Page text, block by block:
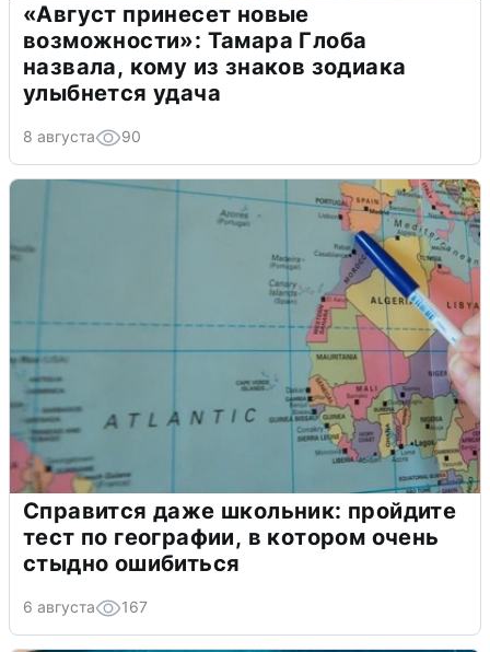
«Август принесет новые
возможности»: Тамара Глоба
назвала, кому из знаков зодиака
улыбнется удача
8 августа 90
Справится даже школьник: пройдите
тест по географии, в котором очень
стыдно ошибиться
6 августа 167